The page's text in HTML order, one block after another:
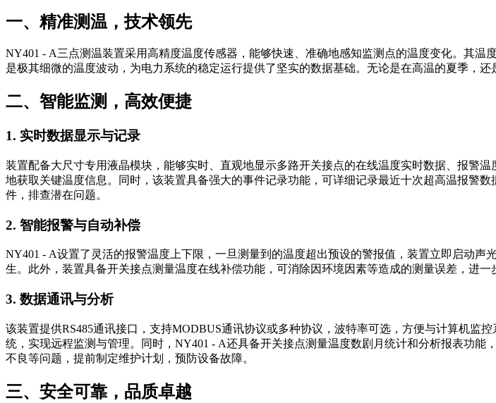
一、精准测温，技术领先
NY401 - A三点测温装置采用高精度温度传感器，能够快速、准确地感知监测点的温度变化。其
是极其细微的温度波动，为电力系统的稳定运行提供了坚实的数据基础。无论是在高温的夏季，
二、智能监测，高效便捷
1. 实时数据显示与记录
装置配备大尺寸专用液晶模块，能够实时、直观地显示多路开关接点的在线温度实时数据、报警
地获取关键温度信息。同时，该装置具备强大的事件记录功能，可详细记录最近十次超高温报警
件，排查潜在问题。
2. 智能报警与自动补偿
NY401 - A设置了灵活的报警温度上下限，一旦测量到的温度超出预设的警报值，装置立即启动
生。此外，装置具备开关接点测量温度在线补偿功能，可消除因环境因素等造成的测量误差，进
3. 数据通讯与分析
该装置提供RS485通讯接口，支持MODBUS通讯协议或多种协议，波特率可选，方便与计算机监
统，实现远程监测与管理。同时，NY401 - A还具备开关接点测量温度数剧月统计和分析报表功
不良等问题，提前制定维护计划，预防设备故障。
三、安全可靠，品质卓越